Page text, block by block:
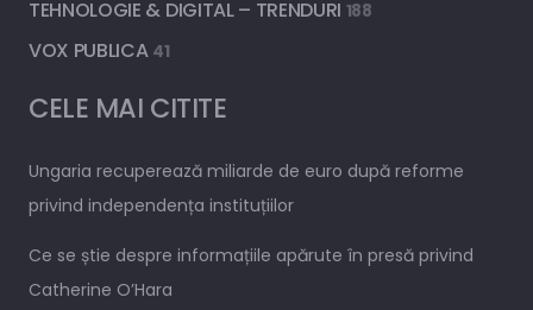
TEHNOLOGIE & DIGITAL – TRENDURI 188
VOX PUBLICA 41
CELE MAI CITITE
Ungaria recuperează miliarde de euro după reforme
privind independența instituțiilor
Ce se știe despre informațiile apărute în presă privind
Catherine O’Hara